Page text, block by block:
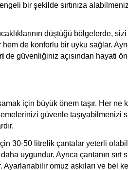
bir şekilde sırtınıza
düştüğü bölgelerde, sizi
de konforlu bir uyku sağlar.
de güvenliğiniz açısından hayati
güvenle taşıyabilmenizi
için 30-50 litrelik çantalar yeterli
uygundur. Ayrıca çantanın sırt
Ayarlanabilir omuz askıları ve bel